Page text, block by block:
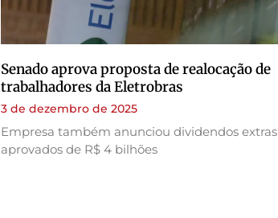
Senado aprova proposta de realocação de
trabalhadores da Eletrobras
3 de dezembro de 2025
Empresa também anunciou dividendos extras
aprovados de R$ 4 bilhões